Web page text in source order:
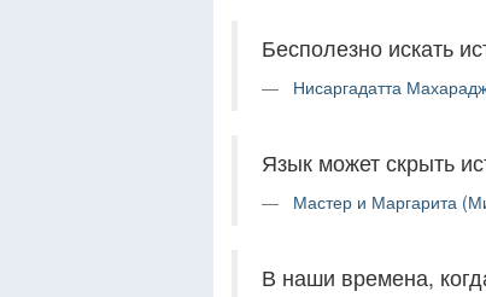
Бесполезно искать
Нисаргадатта
Язык может скрыть
Мастер и Маргарита
В наши времена,